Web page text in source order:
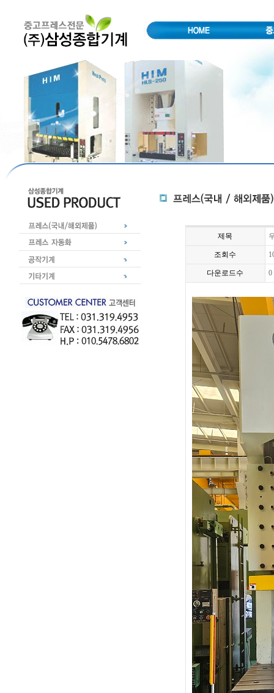
제목
조회수
다운로드수 0